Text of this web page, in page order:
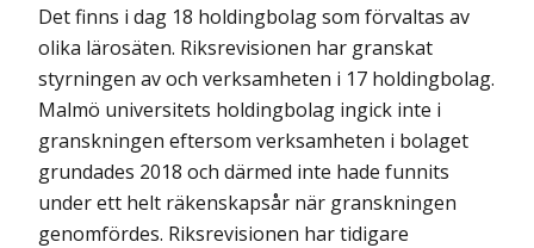
Det finns i dag 18 holdingbolag som förvaltas av
olika lärosäten. Riksrevisionen har granskat
styrningen av och verksamheten i 17 holding­bolag.
Malmö universitets holdingbolag ingick inte i
granskningen eftersom verksamheten i bolaget
grundades 2018 och därmed inte hade funnits
under ett helt räkenskapsår när granskningen
genomfördes. Riksrevisionen har tidigare